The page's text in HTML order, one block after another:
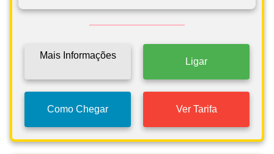
Mais Informações
Ligar
Como Chegar Ver Tarifa